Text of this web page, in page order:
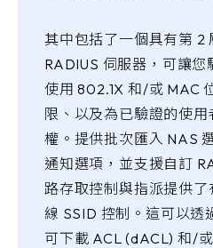
其中包括了一個具有第 2
RADIUS 伺服器，可讓您
使用 802.1X 和/或 MAC
限、以及為已驗證的使
權。提供批次匯入 NAS
通知選項，並支援自訂
路存取控制與指派提供
線 SSID 控制。這可以透
可下載 ACL (dACL) 和/